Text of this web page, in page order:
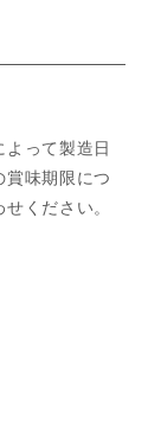
って製造日
賞味期限につ
ください。